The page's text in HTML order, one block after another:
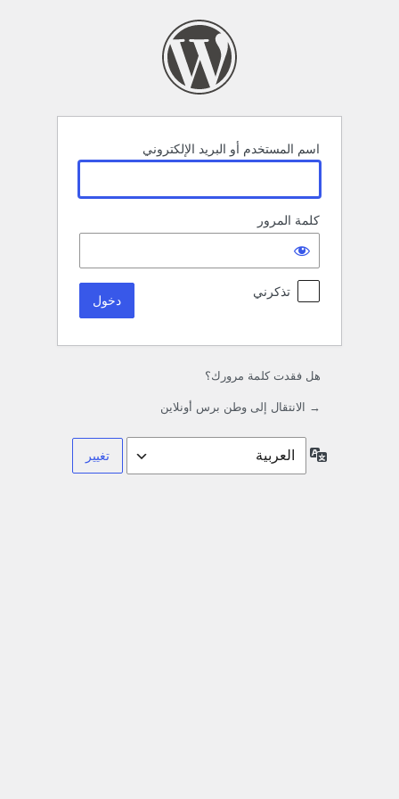
اسم المستخدم أو البريد الإلكتروني
كلمة المرور
تذكرني
هل فقدت كلمة مرورك؟
→ الانتقال إلى وطن برس أونلاين
اللغة